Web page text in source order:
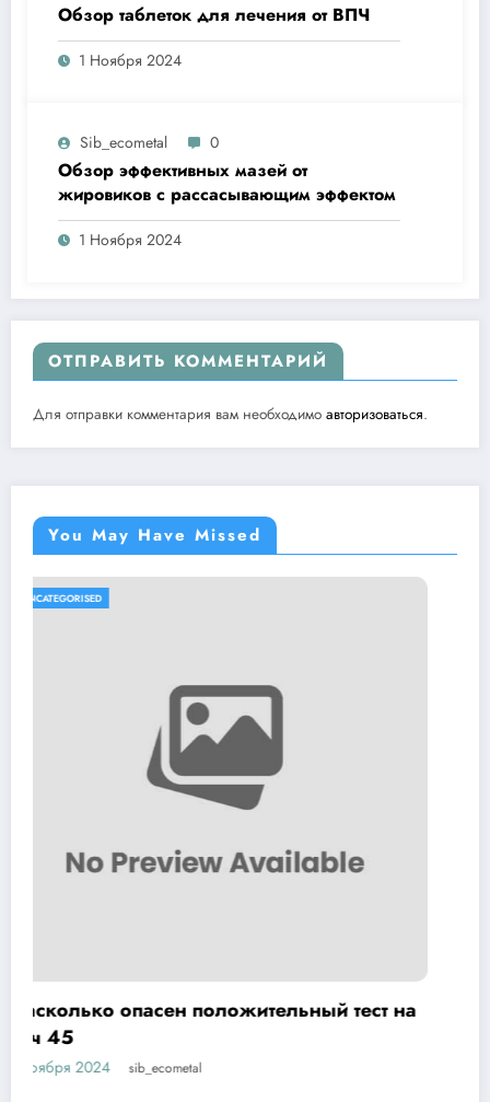
Обзор таблеток для лечения от ВПЧ
1 Ноября 2024
Sib_ecometal 0
Обзор эффективных мазей от
жировиков с рассасывающим эффектом
1 Ноября 2024
ОТПРАВИТЬ КОММЕНТАРИЙ
Для отправки комментария вам необходимо авторизоваться.
You May Have Missed
Как лечить вирус папилломы у мужчин:
1 ноября 2024